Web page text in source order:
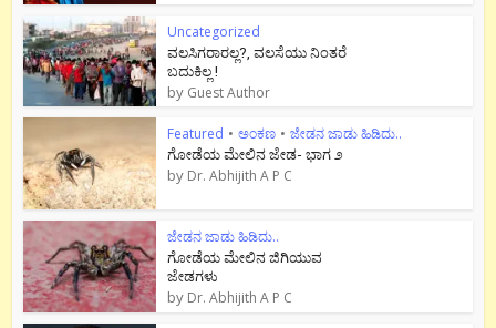
Uncategorized
ವಲಸಿಗರಾರಲ್ಲ?, ವಲಸೆಯು ನಿಂತರೆ
ಬದುಕಿಲ್ಲ !
by Guest Author
Featured • ಅಂಕಣ • ಜೇಡನ ಜಾಡು ಹಿಡಿದು..
ಗೋಡೆಯ ಮೇಲಿನ ಜೇಡ- ಭಾಗ ೨
by Dr. Abhijith A P C
ಜೇಡನ ಜಾಡು ಹಿಡಿದು..
ಗೋಡೆಯ ಮೇಲಿನ ಜಿಗಿಯುವ
ಜೇಡಗಳು
by Dr. Abhijith A P C